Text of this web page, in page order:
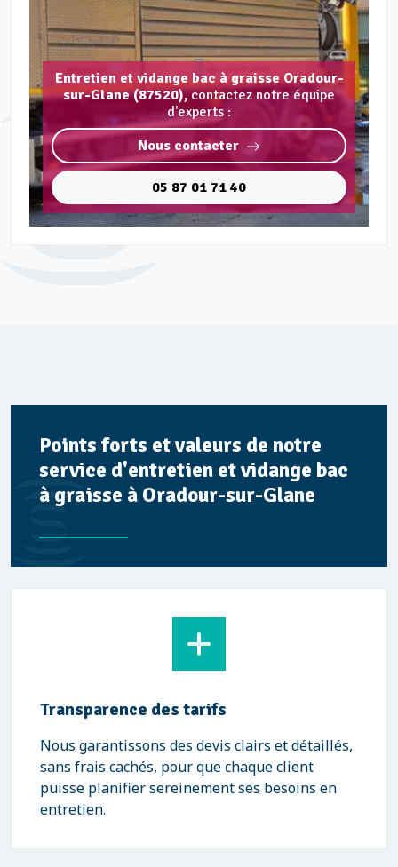
Entretien et vidange bac à graisse Oradour-
sur-Glane (87520),contactez notre équipe
d'experts :
Nous contacter
05 87 01 71 40
Points forts et valeurs de notre
service d'entretien et vidange bac
à graisse à Oradour-sur-Glane
Interventions rapides et efficaces
Notre équipe réactive intervient rapidement
pour répondre à vos besoins urgents ou
planifiés, en garantissant un travail de qualité
à chaque prestation.